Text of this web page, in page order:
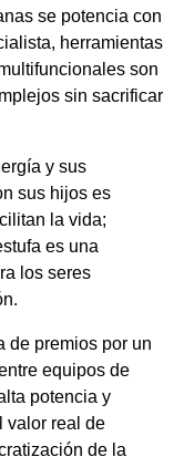
se potencia con
herramientas
son
sin sacrificar
y sus
sus hijos es
la vida;
es una
los seres
de premios por un
equipos de
potencia y
valor real de
de la